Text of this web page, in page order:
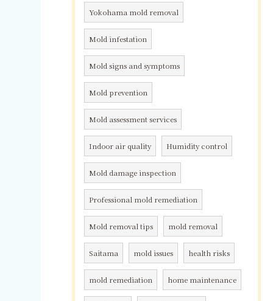
Yokohama mold removal
Mold infestation
Mold signs and symptoms
Mold prevention
Mold assessment services
Indoor air quality Humidity control
Mold damage inspection
Professional mold remediation
Mold removal tips mold removal
Saitama mold issues health risks
mold remediation home maintenance